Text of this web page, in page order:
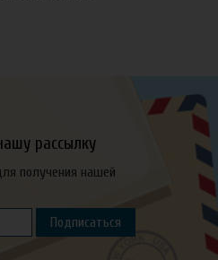
рассылку
получения нашей
Подписаться